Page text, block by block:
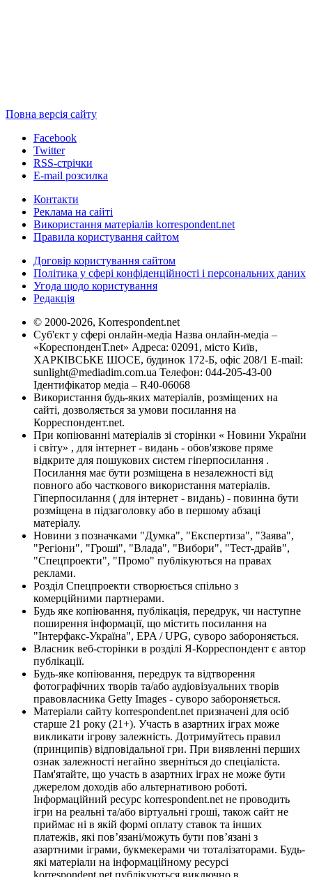
Повна версія сайту
Facebook
Twitter
RSS-стрічки
E-mail розсилка
Контакти
Реклама на сайті
Використання матеріалів korrespondent.net
Правила користування сайтом
Договір користування сайтом
Політика у сфері конфіденційності і персональних даних
Угода щодо користування
Редакція
© 2000-2026, Korrespondent.net
Суб'єкт у сфері онлайн-медіа Назва онлайн-медіа –
«КореспонденТ.net» Адреса: 02091, місто Київ,
ХАРКІВСЬКЕ ШОСЕ, будинок 172-Б, офіс 208/1 E-mail:
sunlight@mediadim.com.ua Телефон: 044-205-43-00
Ідентифікатор медіа – R40-06068
Використання будь-яких матеріалів, розміщених на
сайті, дозволяється за умови посилання на
Корреспондент.net.
При копіюванні матеріалів зі сторінки « Новини України
і світу» , для інтернет - видань - обов'язкове пряме
відкрите для пошукових систем гіперпосилання .
Посилання має бути розміщена в незалежності від
повного або часткового використання матеріалів.
Гіперпосилання ( для інтернет - видань) - повинна бути
розміщена в підзаголовку або в першому абзаці
матеріалу.
Новини з позначками "Думка", "Експертиза", "Заява",
"Регіони", "Гроші", "Влада", "Вибори", "Тест-драйв",
"Спецпроекти", "Промо" публікуються на правах
реклами.
Розділ Спецпроекти створюється спільно з
комерційними партнерами.
Будь яке копіювання, публікація, передрук, чи наступне
поширення інформації, що містить посилання на
"Інтерфакс-Україна", EPA / UPG, суворо забороняється.
Власник веб-сторінки в розділі Я-Корреспондент є автор
публікації.
Будь-яке копіювання, передрук та відтворення
фотографічних творів та/або аудіовізуальних творів
правовласника Getty Images - суворо забороняється.
Матеріали сайту korrespondent.net призначені для осіб
старше 21 року (21+). Участь в азартних іграх може
викликати ігрову залежність. Дотримуйтесь правил
(принципів) відповідальної гри. При виявленні перших
ознак залежності негайно зверніться до спеціаліста.
Пам'ятайте, що участь в азартних іграх не може бути
джерелом доходів або альтернативою роботі.
Інформаційний ресурс korrespondent.net не проводить
ігри на реальні та/або віртуальні гроші, також сайт не
приймає ні в якій формі оплату ставок та інших
платежів, які пов’язані/можуть бути пов’язані з
азартними іграми, букмекерами чи тоталізаторами. Будь-
які матеріали на інформаційному ресурсі
korrespondent.net публікуються виключно в